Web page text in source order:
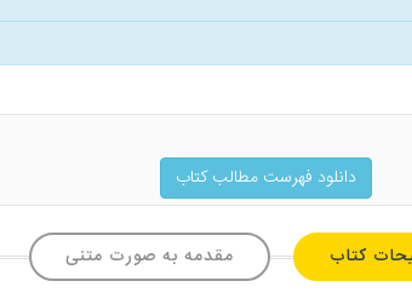
دانلود فهرست مطالب کتاب
کتاب مقدمه به صورت متنی